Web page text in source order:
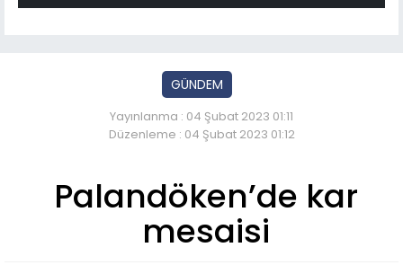
GÜNDEM
Yayınlanma : 04 Şubat 2023 01:11
Düzenleme : 04 Şubat 2023 01:12
Palandöken’de kar
mesaisi